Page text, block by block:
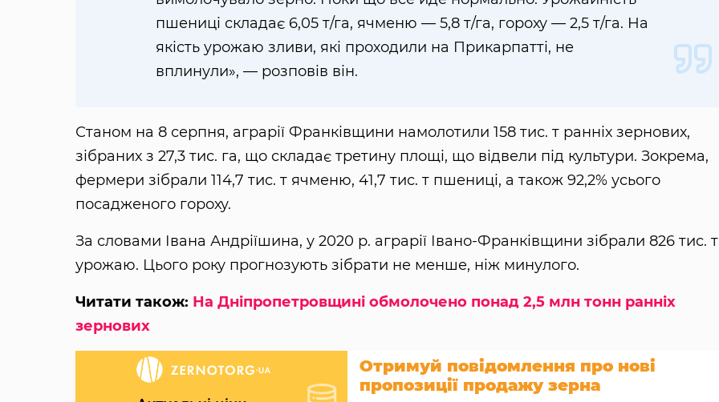
пшениці складає 6,05 т/га, ячменю — 5,8 т/га, гороху — 2,5 т/га. На
якість урожаю зливи, які проходили на Прикарпатті, не
вплинули», — розповів він.
Станом на 8 серпня, аграрії Франківщини намолотили 158 тис. т ранніх зернових,
зібраних з 27,3 тис. га, що складає третину площі, що відвели під культури. Зокрема,
фермери зібрали 114,7 тис. т ячменю, 41,7 тис. т пшениці, а також 92,2% усього
посадженого гороху.
За словами Івана Андріїшина, у 2020 р. аграрії Івано-Франківщини зібрали 826 тис. т
урожаю. Цього року прогнозують зібрати не менше, ніж минулого.
Читати також: На Дніпропетровщині обмолочено понад 2,5 млн тонн ранніх
зернових
Отримуй повідомлення про нові
пропозиції продажу зерна